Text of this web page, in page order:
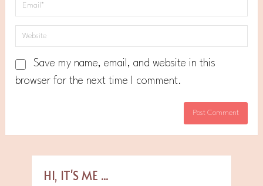
Save my name, email, and website in this
browser for the next time I comment.
HI, IT'S ME ...